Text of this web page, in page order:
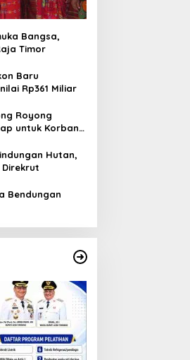
Bangsa,
Timor
Baru
Rp361 Miliar
Royong
untuk Korban
Hutan,
Direkrut
Bendungan